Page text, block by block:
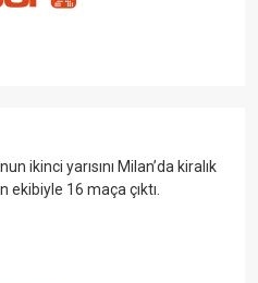
ikinci yarısını Milan’da kiralık
16 maça çıktı.